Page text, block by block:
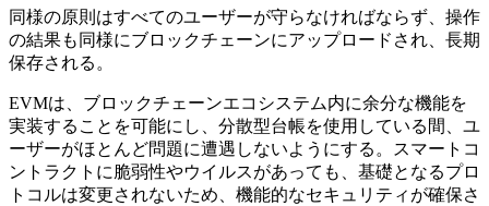
同様の原則はすべてのユーザーが守らなければならず、操作
の結果も同様にブロックチェーンにアップロードされ、長期
保存される。
EVMは、ブロックチェーンエコシステム内に余分な機能を
実装することを可能にし、分散型台帳を使用している間、ユ
ーザーがほとんど問題に遭遇しないようにする。スマートコ
ントラクトに脆弱性やウイルスがあっても、基礎となるプロ
トコルは変更されないため、機能的なセキュリティが確保さ